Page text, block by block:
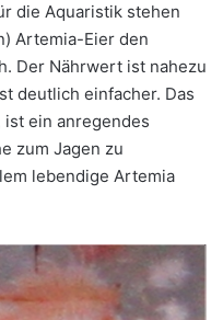
die Aquaristik stehen
Artemia-Eier den
Der Nährwert ist nahezu
deutlich einfacher. Das
ist ein anregendes
zum Jagen zu
lebendige Artemia